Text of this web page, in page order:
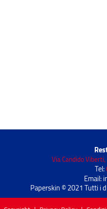
Via Candido
Tel:
Email:
Paperskin © 2021 Tutti i